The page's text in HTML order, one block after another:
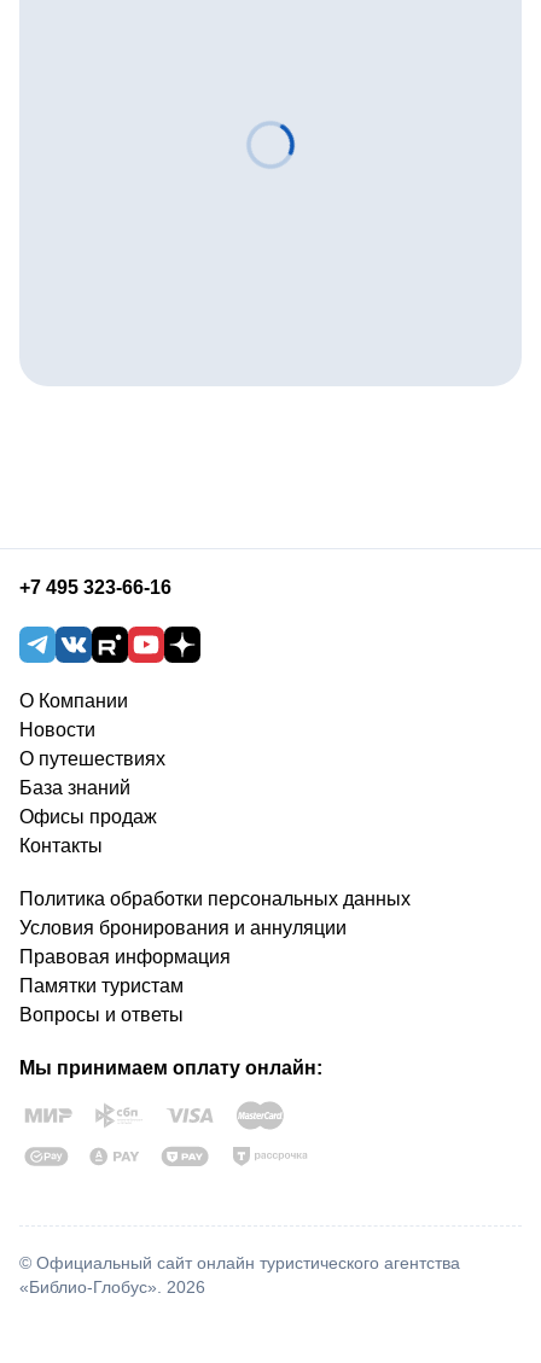
+7 495 323-66-16
О Компании
Новости
О путешествиях
База знаний
Офисы продаж
Контакты
Политика обработки персональных данных
Условия бронирования и аннуляции
Правовая информация
Памятки туристам
Вопросы и ответы
Мы принимаем оплату онлайн:
© Официальный сайт онлайн туристического агентства
«Библио-Глобус». 2026